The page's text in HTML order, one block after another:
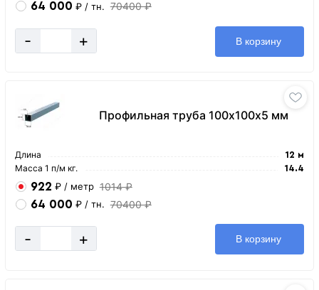
64 000 ₽ / тн. 70400 ₽
- + В корзину
Профильная труба 100х100х5 мм
Длина 12 м
Масса 1 п/м кг. 14.4
922 ₽ / метр 1014 ₽
64 000 ₽ / тн. 70400 ₽
- + В корзину